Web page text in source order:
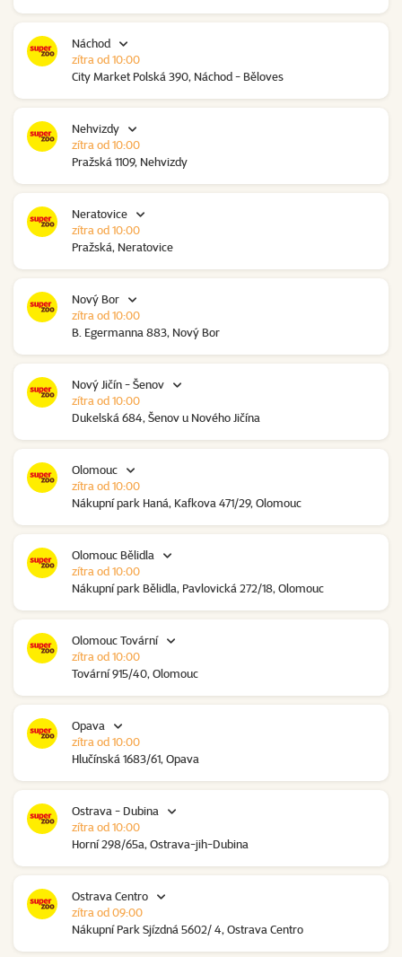
Náchod
City Market Polská 390, Náchod - Běloves
zítra od 10:00
Nehvizdy
Pražská 1109, Nehvizdy
zítra od 10:00
Neratovice
Pražská, Neratovice
zítra od 10:00
Nový Bor
B. Egermanna 883, Nový Bor
zítra od 10:00
Nový Jičín - Šenov
Dukelská 684, Šenov u Nového Jičína
zítra od 10:00
Olomouc
Nákupní park Haná, Kafkova 471/29, Olomouc
zítra od 10:00
Olomouc Bělidla
Nákupní park Bělidla, Pavlovická 272/18, Olomouc
zítra od 10:00
Olomouc Tovární
Tovární 915/40, Olomouc
zítra od 10:00
Opava
Hlučínská 1683/61, Opava
zítra od 10:00
Ostrava - Dubina
Horní 298/65a, Ostrava-jih-Dubina
zítra od 10:00
Ostrava Centro
Nákupní Park Sjízdná 5602/ 4, Ostrava Centro
zítra od 09:00